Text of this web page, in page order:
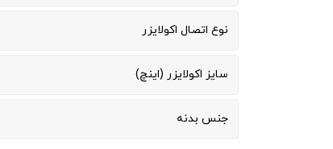
نوع اتصال اکولایزر
سایز اکولایزر (اینچ)
جنس بدنه